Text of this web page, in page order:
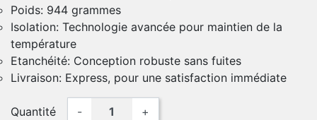
Poids: 944 grammes
Isolation: Technologie avancée pour maintien de la
température
Etanchéité: Conception robuste sans fuites
Livraison: Express, pour une satisfaction immédiate
Quantité - +